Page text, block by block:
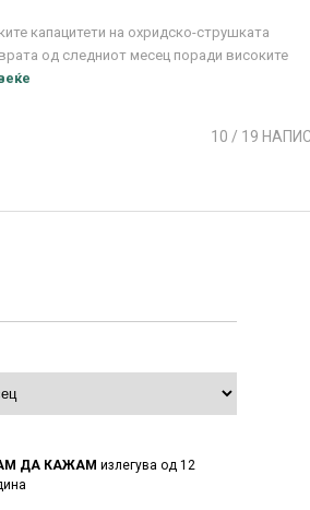
капацитети на охридско-струшката
од следниот месец поради високите
10 / 19
ДА КАЖАМ излегува од 12